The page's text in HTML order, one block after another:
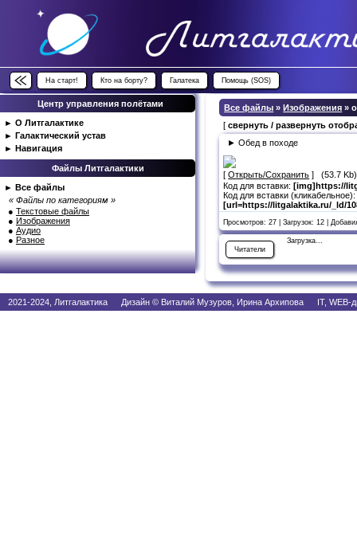
На старт! Кто на борту? Галатека Помощь (SOS)
Центр управления полётами
► О Литгалактике
► Галактический устав
► Навигация
Файлы Литгалактики
► Все файлы
« Файлы по категориям »
● Текстовые файлы
● Изображения
● Аудио
● Разное
Все файлы » Изображения »
[свернуть / развернуть
► Обед в походе
[Открыть/Сохранить ] (53.7 Kb)
Код для вставки: [img]https://
Код для вставки (кликабельное):
[url=https://litgalaktika.ru/_ld/
Просмотров: 27 | Загрузок: 12 |
Читатели
Загрузка...
2021-2024, Литгалактика Дизайн © Виталий Музуров, Ирина Архипова IT, WEB-